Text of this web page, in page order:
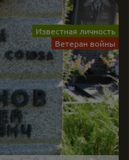
Известная личность
Ветеран войны